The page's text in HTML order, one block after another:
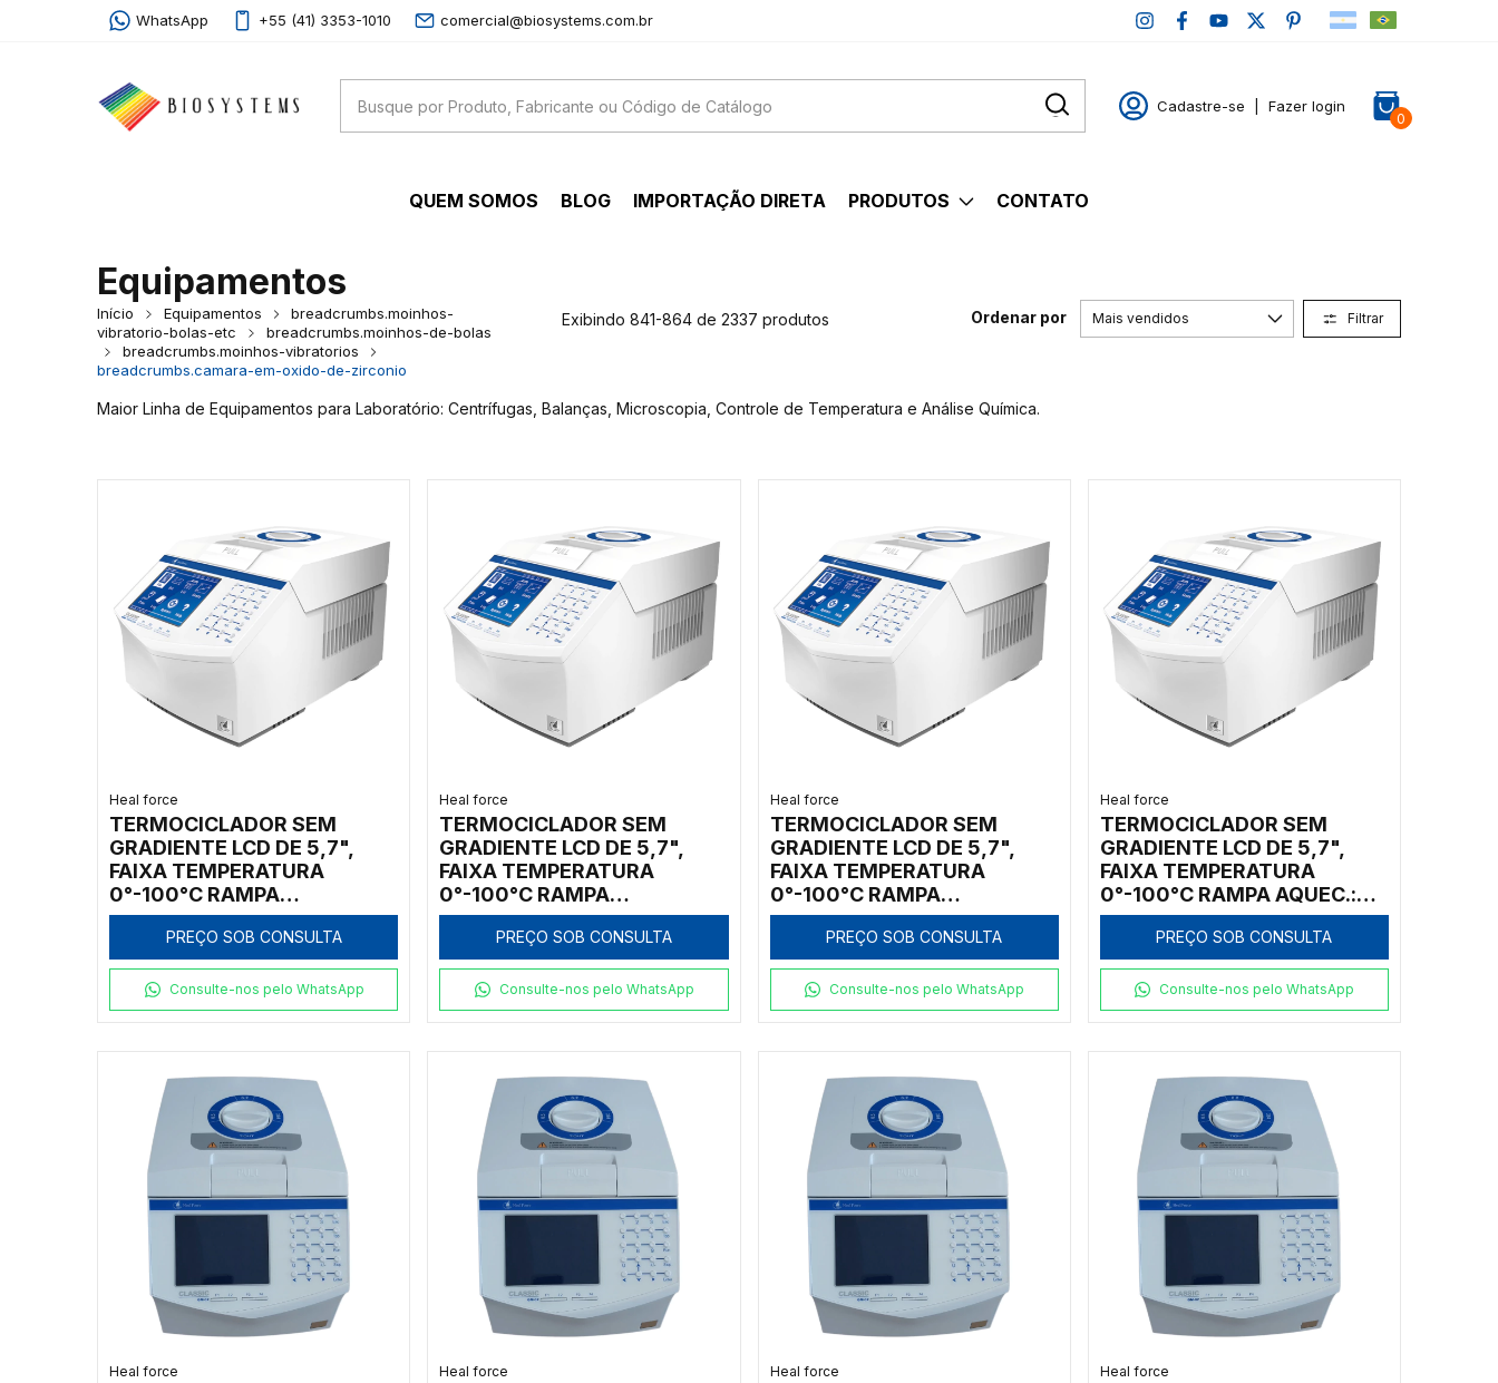
WhatsApp +55 (41) 3353-1010 comercial@biosystems.com.br
Cadastre-se Fazer login
0
QUEM SOMOS BLOG IMPORTAÇÃO DIRETA PRODUTOS CONTATO
Equipamentos
Início Equipamentos
breadcrumbs.moinhos-
vibratorio-bolas-etc
breadcrumbs.moinhos-de-bolas
breadcrumbs.moinhos-vibratorios
breadcrumbs.camara-em-oxido-de-zirconio
Exibindo 841-864 de 2337 produtos Ordenar por Filtrar
Maior Linha de Equipamentos para Laboratório: Centrífugas, Balanças, Microscopia, Controle de Temperatura e Análise Química.
Heal force
TERMOCICLADOR SEM
GRADIENTE LCD DE 5,7",
FAIXA TEMPERATURA
0°-100°C RAMPA
AQUECIMENTO: 4°C/S E
RESFRIAMENTO: 3,5°C/S
COM 1 BLOCO PARA 384
POÇOS
PREÇO SOB CONSULTA
Consulte-nos pelo WhatsApp
Heal force
TERMOCICLADOR SEM
GRADIENTE LCD DE 5,7",
FAIXA TEMPERATURA
0°-100°C RAMPA
AQUECIMENTO: 4°C/S E
RESFRIAMENTO: 3,5°C/S
COM 1 BLOCO 54 X 0,5ML
PREÇO SOB CONSULTA
Consulte-nos pelo WhatsApp
Heal force
TERMOCICLADOR SEM
GRADIENTE LCD DE 5,7",
FAIXA TEMPERATURA
0°-100°C RAMPA
AQUECIMENTO: 4°C/S E
RESFRIAMENTO: 3,5°C/S
COM 1 BLOCO 96 X 0,2ML
PREÇO SOB CONSULTA
Consulte-nos pelo WhatsApp
Heal force
TERMOCICLADOR SEM
GRADIENTE LCD DE 5,7",
FAIXA TEMPERATURA
0°-100°C RAMPA AQUEC.:
4°C/S E RESF.: 3,5°C/S COM
2 BLOCOS 96X0,2ML +
77X0,5ML E 384 POÇOS
PREÇO SOB CONSULTA
Consulte-nos pelo WhatsApp
Heal force Heal force Heal force Heal force